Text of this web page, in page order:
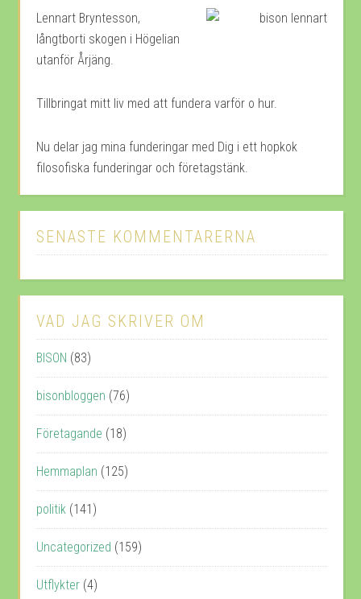
Lennart Bryntesson,
långtborti skogen i Högelian
utanför Årjäng.
Tillbringat mitt liv med att fundera varför o hur.
Nu delar jag mina funderingar med Dig i ett hopkok
filosofiska funderingar och företagstänk.
SENASTE KOMMENTARERNA
VAD JAG SKRIVER OM
BISON (83)
bisonbloggen (76)
Företagande (18)
Hemmaplan (125)
politik (141)
Uncategorized (159)
Utflykter (4)